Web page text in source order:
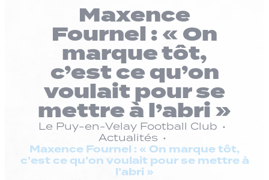
Maxence
Fournel : « On
marque tôt,
c’est ce qu’on
voulait pour se
mettre à l’abri »
Le Puy-en-Velay Football Club
Actualités
Maxence Fournel : « On marque tôt,
c’est ce qu’on voulait pour se mettre à
l’abri »